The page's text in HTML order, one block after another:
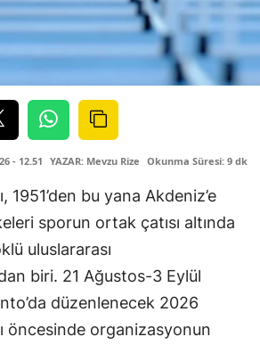
- 12.51 YAZAR: Mevzu Rize Okunma Süresi: 9 dk
1951’den bu yana Akdeniz’e
sporun ortak çatısı altında
uluslararası
biri. 21 Ağustos-3 Eylül
düzenlenecek 2026
öncesinde organizasyonun